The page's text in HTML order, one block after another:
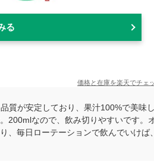
る
価格と在庫を楽天でチェ
質が安定しており、果汁100%で美味
200mlなので、飲み切りやすいです。
、毎日ローテーションで飲んでいけば